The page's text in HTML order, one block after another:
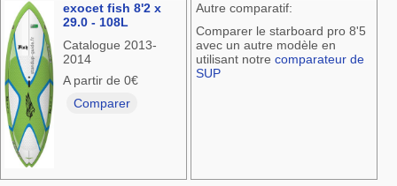
exocet fish 8'2 x
29.0 - 108L
Catalogue 2013-
2014
A partir de 0€
Comparer
Autre comparatif:
Comparer le starboard pro 8'5
avec un autre modèle en
utilisant notre comparateur de
SUP